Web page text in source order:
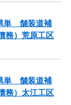
単 舗装道補
務）荒原工区
単 舗装道補
務）太江工区